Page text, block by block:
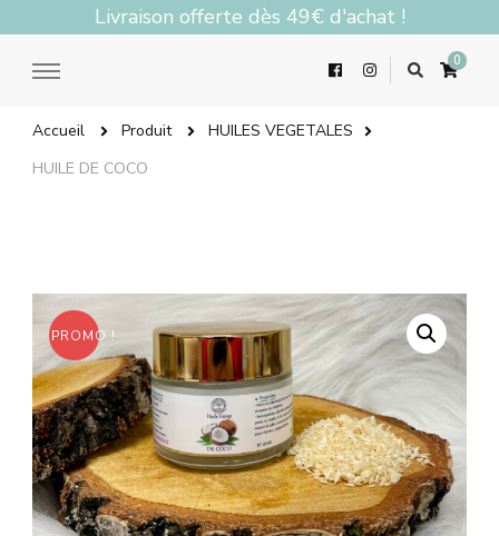
Livraison offerte dès 49€ d'achat !
0
Accueil Produit
HUILES VEGETALES
HUILE DE COCO
PROMO !